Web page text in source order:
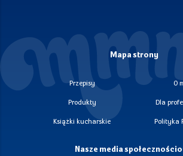
Mapa strony
Przepisy O
Produkty Dla
Książki kucharskie Polityka
Nasze media